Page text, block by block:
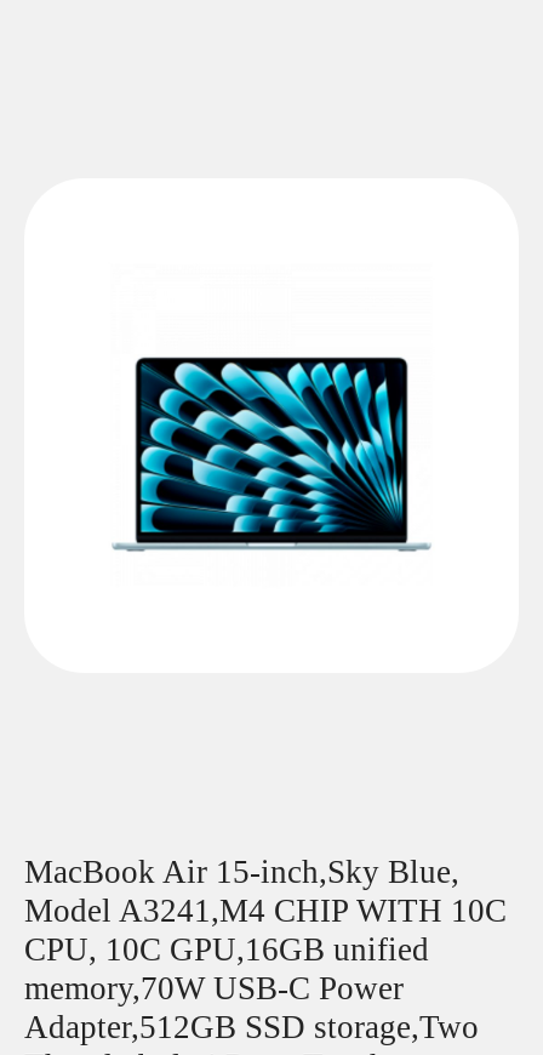
MacBook Air 15-inch,Sky Blue,
Model A3241,M4 CHIP WITH 10C
CPU, 10C GPU,16GB unified
memory,70W USB-C Power
Adapter,512GB SSD storage,Two